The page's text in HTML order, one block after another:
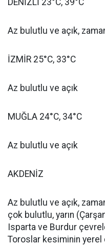
DENİZLİ 23°C, 39°C
Az bulutlu ve açık,
İZMİR 25°C, 33°C
Az bulutlu ve açık
MUĞLA 24°C, 34°C
Az bulutlu ve açık
AKDENİZ
Az bulutlu ve açık,
çok bulutlu, yarın
Isparta ve Burdur
Toroslar kesiminin